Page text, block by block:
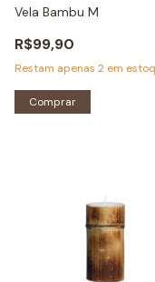
Vela Bambu M
R$99,90
Restam apenas 2 em
Comprar